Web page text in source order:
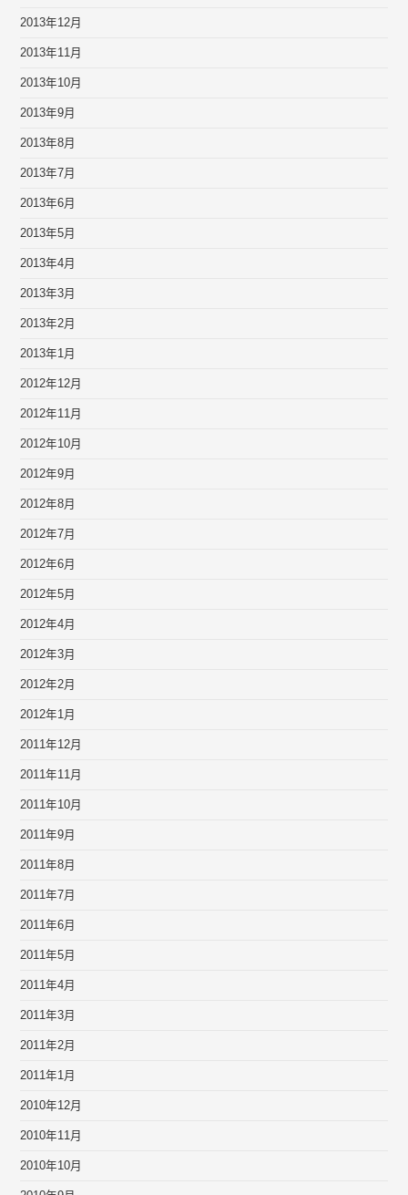
2013年12月
2013年11月
2013年10月
2013年9月
2013年8月
2013年7月
2013年6月
2013年5月
2013年4月
2013年3月
2013年2月
2013年1月
2012年12月
2012年11月
2012年10月
2012年9月
2012年8月
2012年7月
2012年6月
2012年5月
2012年4月
2012年3月
2012年2月
2012年1月
2011年12月
2011年11月
2011年10月
2011年9月
2011年8月
2011年7月
2011年6月
2011年5月
2011年4月
2011年3月
2011年2月
2011年1月
2010年12月
2010年11月
2010年10月